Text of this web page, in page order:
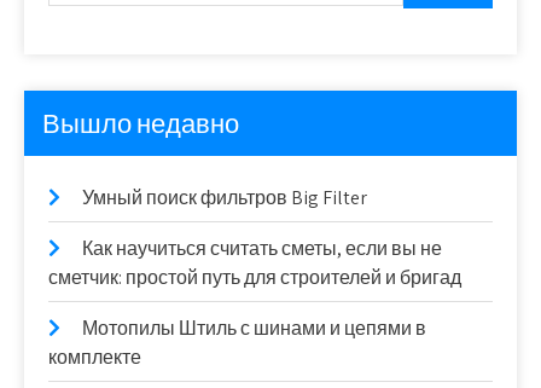
Вышло недавно
Умный поиск фильтров Big Filter
Как научиться считать сметы, если вы не
сметчик: простой путь для строителей и бригад
Мотопилы Штиль с шинами и цепями в
комплекте